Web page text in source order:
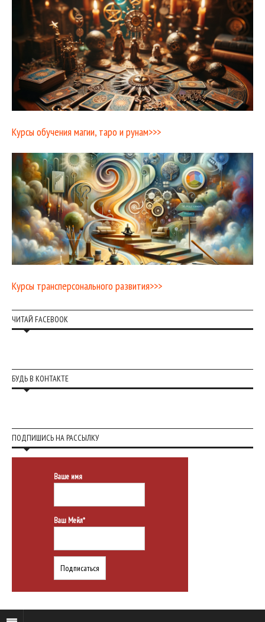
Курсы обучения магии, таро и рунам>>>
Курсы трансперсонального развития>>>
ЧИТАЙ FACEBOOK
БУДЬ В КОНТАКТЕ
ПОДПИШИСЬ НА РАССЫЛКУ
Ваше имя
Ваш Мейл*